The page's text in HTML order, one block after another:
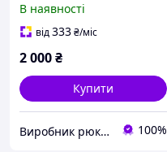
Тюбінг для катання на
гірці.
В наявності
від333₴/міс
2 000₴
Купити
Виробник рюкзаків "VA" 100%